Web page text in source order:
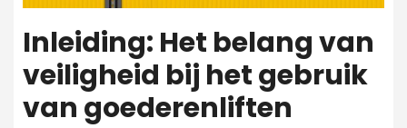
Inleiding: Het belang van
veiligheid bij het gebruik
van goederenliften